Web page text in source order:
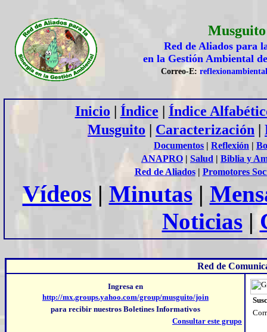
Musguito
Red de Aliados para
en la Gestión Ambiental
Correo-E:
Inicio | Índice | Índice
Musguito | Caracterización |
Documentos | Reflexión |
ANAPRO | Salud | Biblia y
Red de Aliados| Promotores
Vídeos| Minutas|
Noticias|
Red de
Ingresa en
http://mx.groups.yahoo.com/group/musguito/join
para recibir nuestros Boletines Informativos
Consultar este grupo